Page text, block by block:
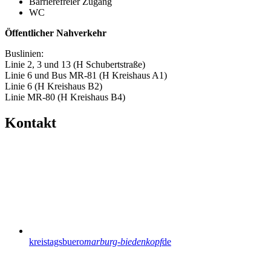
WC
Öffentlicher Nahverkehr
Buslinien:
Linie 2, 3 und 13 (H Schubertstraße)
Linie 6 und Bus MR-81 (H Kreishaus A1)
Linie 6 (H Kreishaus B2)
Linie MR-80 (H Kreishaus B4)
Kontakt
kreistagsbueromarburg-biedenkopfde